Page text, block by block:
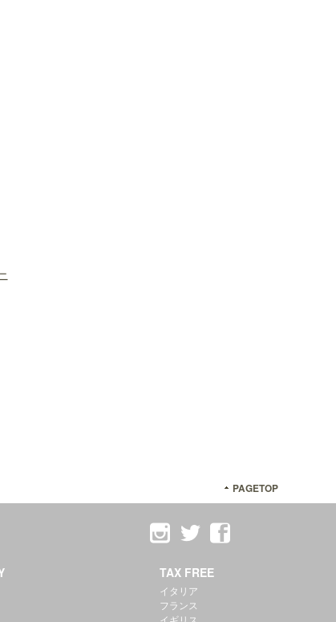
PAGETOP
TAX FREE
イタリア
フランス
イギリス